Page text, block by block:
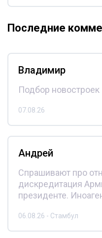
Последние
Владимир
Подбор новостроек
07.08.26
Андрей
Спрашивают про
дискредитация
президенте.
06.08.26 - Стамбул